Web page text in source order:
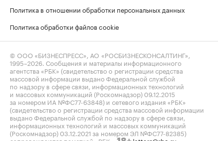
Политика в отношении обработки персональных данных
Политика обработки файлов cookie
© ООО «БИЗНЕСПРЕСС», АО «РОСБИЗНЕСКОНСАЛТИНГ»,
1995–2026 . Сообщения и материалы информационного
агентства «РБК» (свидетельство о регистрации средства
массовой информации выдано Федеральной службой
по надзору в сфере связи, информационных технологий
и массовых коммуникаций (Роскомнадзор) 09.12.2015
за номером ИА №ФС77-63848) и сетевого издания «РБК»
(свидетельство о регистрации средства массовой информации
выдано Федеральной службой по надзору в сфере связи,
информационных технологий и массовых коммуникаций
(Роскомнадзор) 03.12.2021 за номером ЭЛ №ФС77-82385)